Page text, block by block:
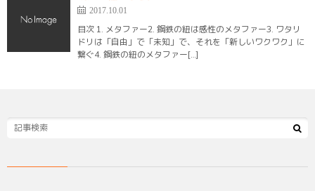
2017.10.01
目次 1. メタファー2. 鋼鉄の紐は感性のメタファー3. ワタリ
ドリは「自由」で「未知」で、それを「新しいワクワク」に
繋ぐ4. 鋼鉄の紐のメタファー[…]